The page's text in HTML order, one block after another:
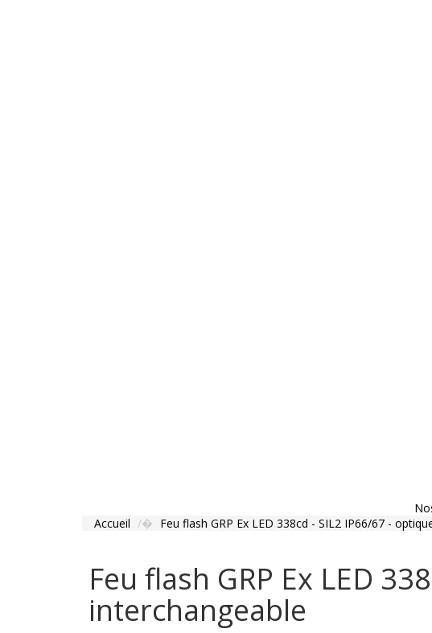
Accueil Feu flash GRP Ex LED 338cd - SIL2 IP66/67 -
Feu flash GRP Ex LED
interchangeable